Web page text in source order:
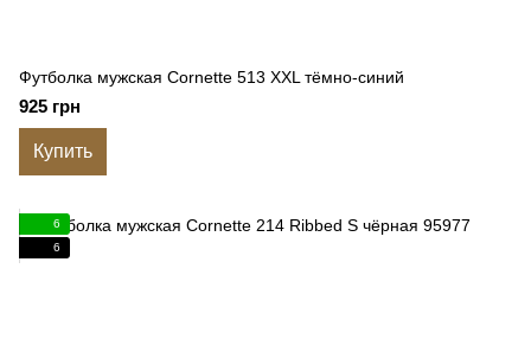
Футболка мужская Cornette 513 XXL тёмно-синий
925 грн
Купить
6
6